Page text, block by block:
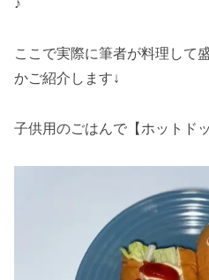
♪
ここで実際に筆者が料理して
かご紹介します↓
子供用のごはんで【ホットド